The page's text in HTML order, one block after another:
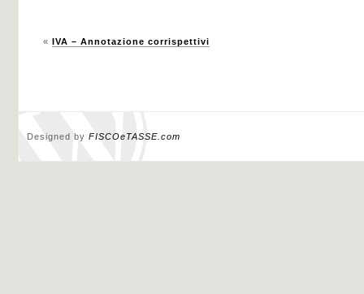
« IVA – Annotazione corrispettivi
Designed by FISCOeTASSE.com